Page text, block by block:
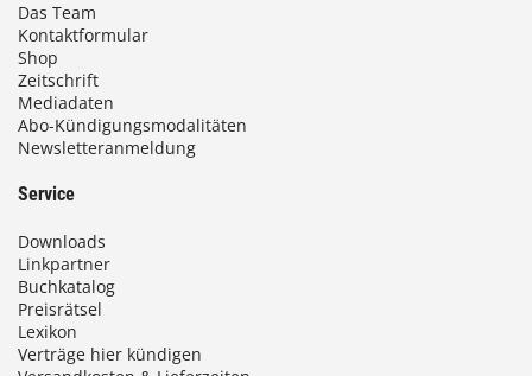
Das Team
Kontaktformular
Shop
Zeitschrift
Mediadaten
Abo-Kündigungsmodalitäten
Newsletteranmeldung
Service
Downloads
Linkpartner
Buchkatalog
Preisrätsel
Lexikon
Verträge hier kündigen